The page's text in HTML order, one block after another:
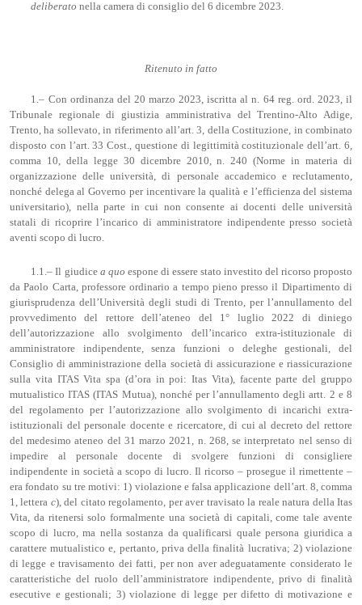
deliberato nella camera di consiglio del 6 dicembre 2023.
Ritenuto in fatto
1.– Con ordinanza del 20 marzo 2023, iscritta al n. 64 reg. ord. 2023, il
Tribunale regionale di giustizia amministrativa del Trentino-Alto Adige,
Trento, ha sollevato, in riferimento all’art. 3, della Costituzione, in combinato
disposto con l’art. 33 Cost., questione di legittimità costituzionale dell’art. 6,
comma 10, della legge 30 dicembre 2010, n. 240 (Norme in materia di
organizzazione delle università, di personale accademico e reclutamento,
nonché delega al Governo per incentivare la qualità e l’efficienza del sistema
universitario), nella parte in cui non consente ai docenti delle università
statali di ricoprire l’incarico di amministratore indipendente presso società
aventi scopo di lucro.
1.1.– Il giudice a quo espone di essere stato investito del ricorso proposto
da Paolo Carta, professore ordinario a tempo pieno presso il Dipartimento di
giurisprudenza dell’Università degli studi di Trento, per l’annullamento del
provvedimento del rettore dell’ateneo del 1° luglio 2022 di diniego
dell’autorizzazione allo svolgimento dell’incarico extra-istituzionale di
amministratore indipendente, senza funzioni o deleghe gestionali, del
Consiglio di amministrazione della società di assicurazione e riassicurazione
sulla vita ITAS Vita spa (d’ora in poi: Itas Vita), facente parte del gruppo
mutualistico ITAS (ITAS Mutua), nonché per l’annullamento degli artt. 2 e 8
del regolamento per l’autorizzazione allo svolgimento di incarichi extra-
istituzionali del personale docente e ricercatore, di cui al decreto del rettore
del medesimo ateneo del 31 marzo 2021, n. 268, se interpretato nel senso di
impedire al personale docente di svolgere funzioni di consigliere
indipendente in società a scopo di lucro. Il ricorso – prosegue il rimettente –
era fondato su tre motivi: 1) violazione e falsa applicazione dell’art. 8, comma
1, lettera c), del citato regolamento, per aver travisato la reale natura della Itas
Vita, da ritenersi solo formalmente una società di capitali, come tale avente
scopo di lucro, ma nella sostanza da qualificarsi quale persona giuridica a
carattere mutualistico e, pertanto, priva della finalità lucrativa; 2) violazione
di legge e travisamento dei fatti, per non aver adeguatamente considerato le
caratteristiche del ruolo dell’amministratore indipendente, privo di finalità
esecutive e gestionali; 3) violazione di legge per difetto di motivazione e